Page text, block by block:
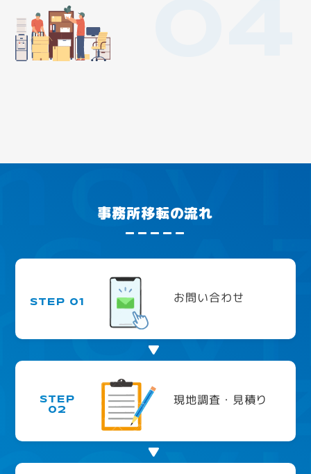
事務所移転の流れ
STEP 01 お問い合わせ
STEP
02
現地調査・見積り